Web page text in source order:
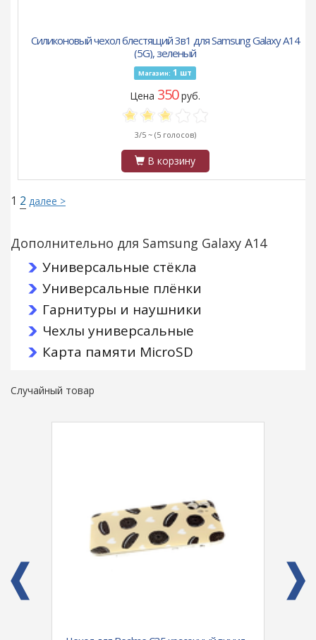
Силиконовый чехол блестящий 3в1 для Samsung Galaxy A14
(5G), зеленый
Магазин: 1 шт
Цена 350руб.
3/5 ~ (5 голосов)
В корзину
1 2 далее >
Дополнительно для Samsung Galaxy A14
Универсальные стёкла
Универсальные плёнки
Гарнитуры и наушники
Чехлы универсальные
Карта памяти MicroSD
Случайный товар